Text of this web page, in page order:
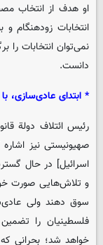
او هدف از انتخاب
انتخابات
نمی‌توان انتخابات را
دانست.
* ابتدای عادی‌سازی،
رئیس ائتلاف دولة
صهیونیستی نیز
اسرائیل] در حال
و تلاش‌هایی صورت
سوق دهند ولی
فلسطینیان را
خواهد شد؛ بحرانی